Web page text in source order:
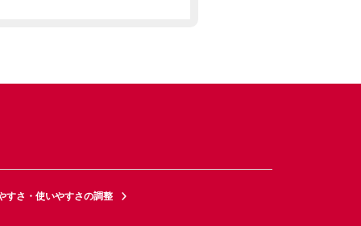
すさ・使いやすさの調整